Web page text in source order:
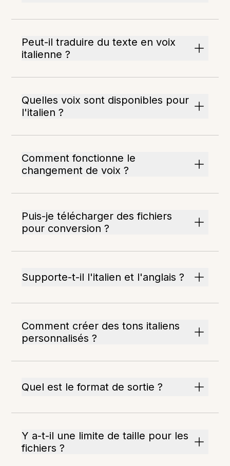
Peut-il traduire du texte en voix
italienne ?
Quelles voix sont disponibles pour
l'italien ?
Comment fonctionne le
changement de voix ?
Puis-je télécharger des fichiers
pour conversion ?
Supporte-t-il l'italien et l'anglais ?
Comment créer des tons italiens
personnalisés ?
Quel est le format de sortie ?
Y a-t-il une limite de taille pour les
fichiers ?